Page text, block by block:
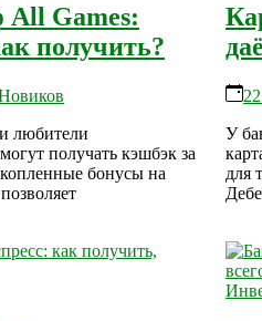
Games:
получить?
любители
получать кэшбэк за
бонусы на
У
для